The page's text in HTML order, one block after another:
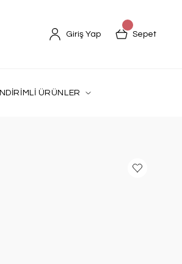
Giriş Yap Sepet
İNDİRİMLİ ÜRÜNLER